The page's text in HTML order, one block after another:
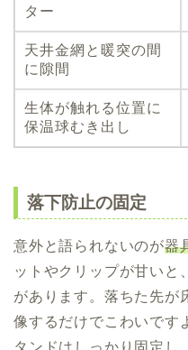
ター
天井金網と暖突の間
に隙間
生体が触れる位置に
保温球むき出し
落下防止の固定
意外と語られないのが器
ットやクリップが甘いと
があります。落ちた先
像するだけでこわいです
タンドはしっかり固定し